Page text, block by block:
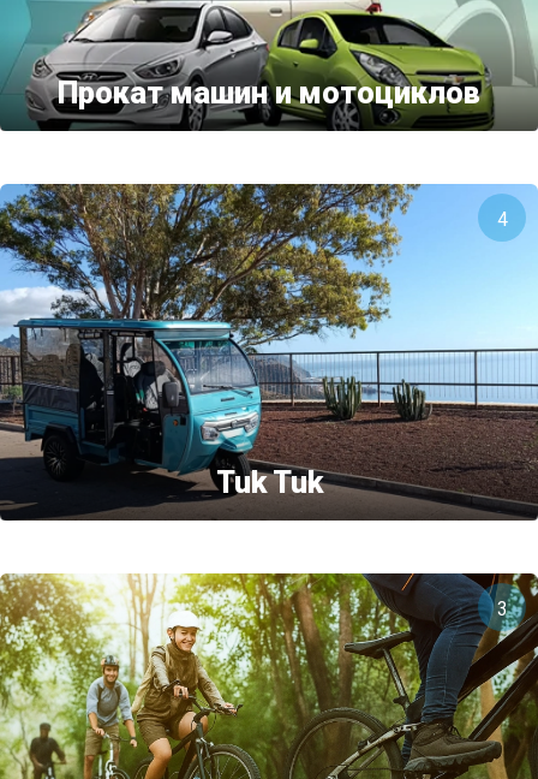
Прокат машин и мотоциклов
4
Tuk Tuk
3